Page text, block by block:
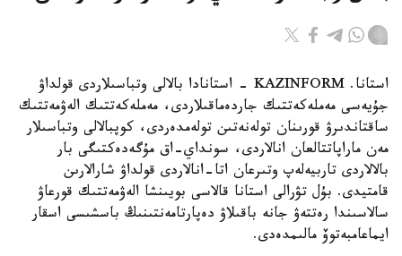
استانا. KAZINFORM - استانادا بالالى وتباسىلاردى قولداۋ
جۇيەسى مەملەكەتتىك جاردەماقىلاردى، مەملەكەتتىك الەۋمەتتىك
ساقتاندىرۋ قورىنان تولەنەتىن تولەمدەردى، كوپبالالى وتباسىلار
مەن ماراپاتتالعان انالاردى، سونداي-اق مۇگەدەكتىگى بار
بالالاردى تاربيەلەپ وتىرعان اتا-انالاردى قولداۋ شارالارىن
قامتيدى. بۇل تۋرالى استانا قالاسى بويىنشا الەۋمەتتىك قورعاۋ
سالاسىندا رەتتەۋ جانە باقىلاۋ دەپارتامەنتىنىڭ باسشىسى اسقار
ايماعامبەتوۆ مالىمدەدى.